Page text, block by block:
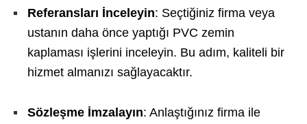
Referansları İnceleyin: Seçtiğiniz firma veya
ustanın daha önce yaptığı PVC zemin
kaplaması işlerini inceleyin. Bu adım, kaliteli bir
hizmet almanızı sağlayacaktır.
Sözleşme İmzalayın: Anlaştığınız firma ile